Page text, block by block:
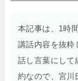
本記事は、1時
講話内容を抜粋
話し言葉にして
約なので、宮川